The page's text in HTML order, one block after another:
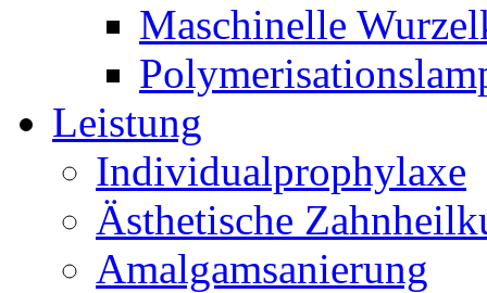
Maschinelle
Leistung
Individualprophylaxe
Ästhetische
Amalgamsanierung